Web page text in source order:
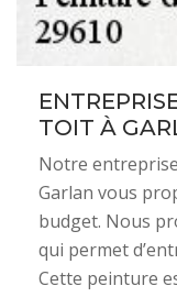
TOIT À
Notre
Garlan vous
budget. Nous
qui permet
Cette peinture